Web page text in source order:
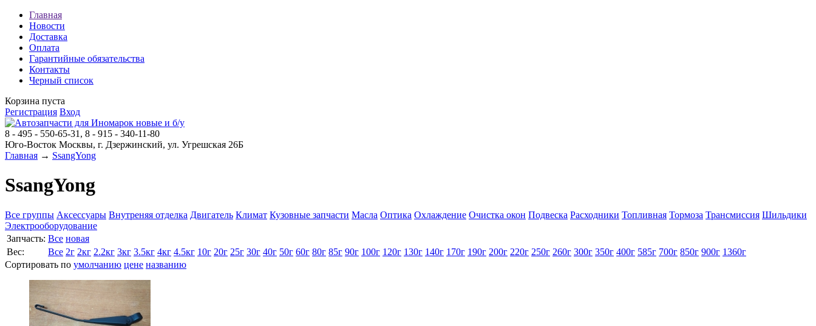
Главная
Новости
Доставка
Оплата
Гарантийные обязательства
Контакты
Черный список
Корзина пуста
Регистрация Вход
8 - 495 - 550-65-31, 8 - 915 - 340-11-80
Юго-Восток Москвы, г. Дзержинский, ул. Угрешская 26Б
Главная → SsangYong
SsangYong
Все группы Аксессуары Внутреняя отделка Двигатель Климат Кузовные запчасти Масла Оптика Охлаждение Очистка окон Подвеска Расходники Топливная Тормоза Трансмиссия Шильдики
Электрооборудование
Запчасть: Все новая
Вес:
Все 2г 2кг 2.2кг 3кг 3.5кг 4кг 4.5кг 10г 20г 25г 30г 40г 50г 60г 80г 85г 90г 100г 120г 130г 140г 170г 190г 200г 220г 250г 260г 300г 350г 400г 585г 700г 850г 900г 1360г
Сортировать по умолчанию цене названию